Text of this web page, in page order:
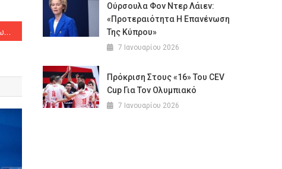
Μιλουτίνοφ για ανανέωση συμβολαίου: «Ποτέ δεν ξέρεις, θα δούμε όταν έρθει η ώρα»
Ούρσουλα Φον Ντερ Λάιεν:
«Προτεραιότητα Η Επανένωση
Της Κύπρου»
7 Ιανουαρίου 2026
Πρόκριση Στους «16» Του CEV
Cup Για Τον Ολυμπιακό
7 Ιανουαρίου 2026